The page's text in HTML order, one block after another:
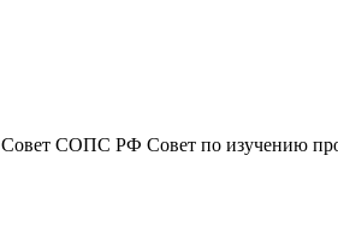
Совет СОПС РФ Совет по изучению